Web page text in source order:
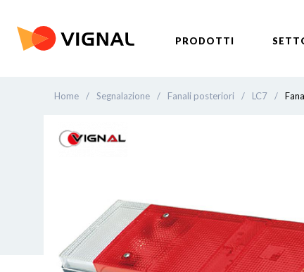
PRODOTTI
Home / Segnalazione / Fanali posteriori / LC7 /